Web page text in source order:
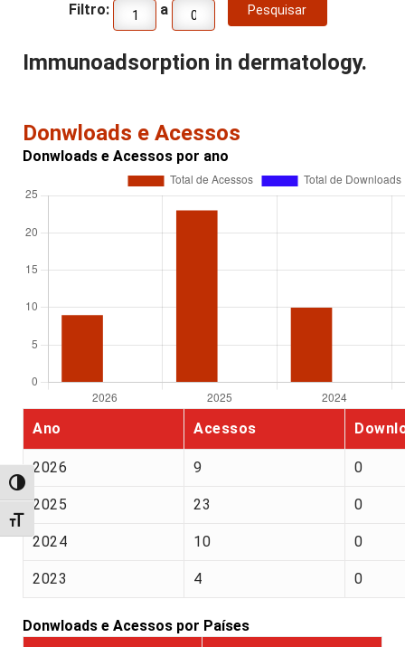
Alternar alto contraste
Alternar tamanho da fonte
Filtro: a
Immunoadsorption in dermatology.
Donwloads e Acessos
Donwloads e Acessos por ano
Ano Acessos
2026 9 0
2025 23 0
2024 10 0
2023 4 0
Donwloads e Acessos por Países